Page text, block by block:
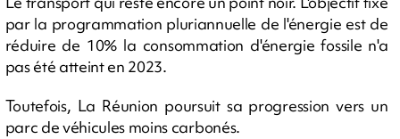
par la programmation pluriannuelle de l'énergie est de
réduire de 10% la consommation d'énergie fossile n'a
pas été atteint en 2023.
Toutefois, La Réunion poursuit sa progression vers un
parc de véhicules moins carbonés.